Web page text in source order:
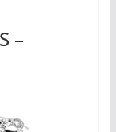
–